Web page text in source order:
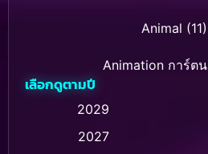
Animal (11)
Animation การ์ตูน
Animation การ์ตูน
Animation การ์ตูน
เลือกดูตามปี
2029
2027